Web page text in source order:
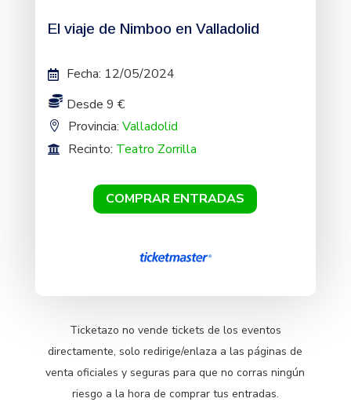
El viaje de Nimboo en Valladolid
Fecha: 12/05/2024
Desde 9 €
Provincia: Valladolid
Recinto: Teatro Zorrilla
COMPRAR ENTRADAS
Ticketazo no vende tickets de los eventos
directamente, solo redirige/enlaza a las páginas de
venta oficiales y seguras para que no corras ningún
riesgo a la hora de comprar tus entradas.